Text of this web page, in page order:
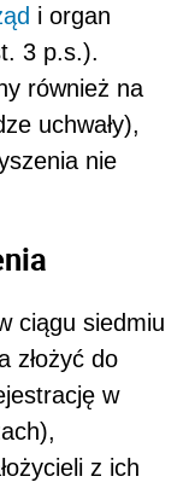
i organ
3 p.s.).
również na
uchwały),
nie
ciągu siedmiu
złożyć do
w
z ich